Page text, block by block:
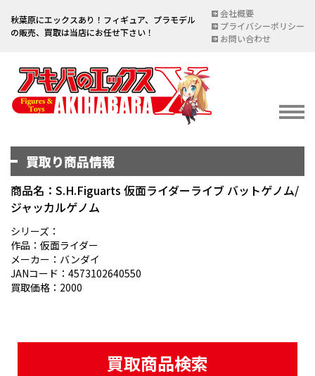
秋葉原にエックスあり！フィギュア、プラモデル
の販売、買取は当店にお任せ下さい！
会社概要
プライバシーポリシー
お問い合わせ
イベント情報
宅配買取のご案内
DELIVERY PURCHASE
買取お申し込み
ASSESSMENT
買取り商品情報
商品名：S.H.Figuarts 仮面ライダーライブ バットゲノム/
ジャッカルゲノム
シリーズ：
作品：仮面ライダー
メーカー：バンダイ
JANコード：4573102640550
買取価格：2000
買取商品検索